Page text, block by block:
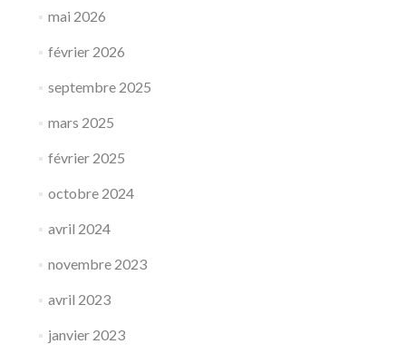
mai 2026
février 2026
septembre 2025
mars 2025
février 2025
octobre 2024
avril 2024
novembre 2023
avril 2023
janvier 2023